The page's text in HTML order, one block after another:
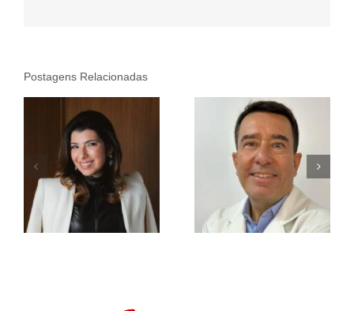
Postagens Relacionadas